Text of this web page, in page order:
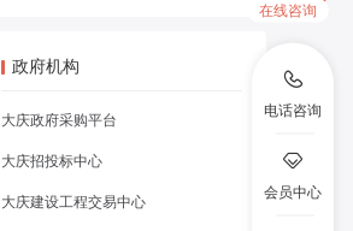
在线咨询
电话咨询
会员中心
政府机构
大庆政府采购平台
大庆招投标中心
大庆建设工程交易中心